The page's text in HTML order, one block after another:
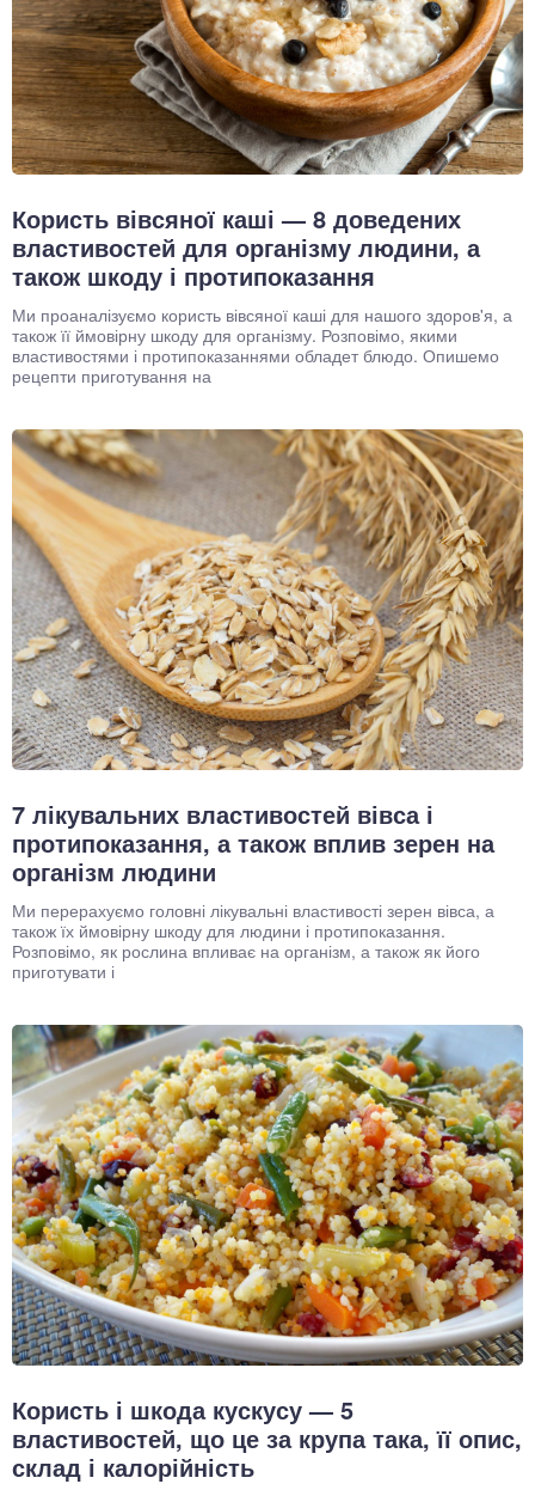
Користь вівсяної каші — 8 доведених
властивостей для організму людини, а
також шкоду і протипоказання
Ми проаналізуємо користь вівсяної каші для нашого здоров'я, а
також її ймовірну шкоду для організму. Розповімо, якими
властивостями і протипоказаннями обладет блюдо. Опишемо
рецепти приготування на
7 лікувальних властивостей вівса і
протипоказання, а також вплив зерен на
організм людини
Ми перерахуємо головні лікувальні властивості зерен вівса, а
також їх ймовірну шкоду для людини і протипоказання.
Розповімо, як рослина впливає на організм, а також як його
приготувати і
Користь і шкода кускусу — 5
властивостей, що це за крупа така, її опис,
склад і калорійність